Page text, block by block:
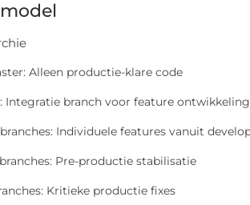
Alleen productie-klare code
Integratie branch voor feature ontwikkeling
Individuele features vanuit
Pre-productie stabilisatie
Kritieke productie fixes